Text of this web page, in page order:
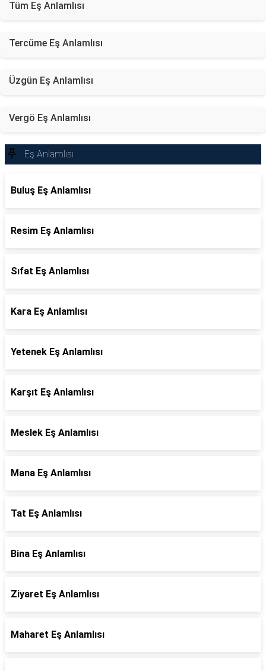
Tüm Eş Anlamlısı
Tercüme Eş Anlamlısı
Üzgün Eş Anlamlısı
Vergö Eş Anlamlısı
Eş Anlamlısı
Buluş Eş Anlamlısı
Resim Eş Anlamlısı
Sıfat Eş Anlamlısı
Kara Eş Anlamlısı
Yetenek Eş Anlamlısı
Karşıt Eş Anlamlısı
Meslek Eş Anlamlısı
Mana Eş Anlamlısı
Tat Eş Anlamlısı
Bina Eş Anlamlısı
Ziyaret Eş Anlamlısı
Maharet Eş Anlamlısı